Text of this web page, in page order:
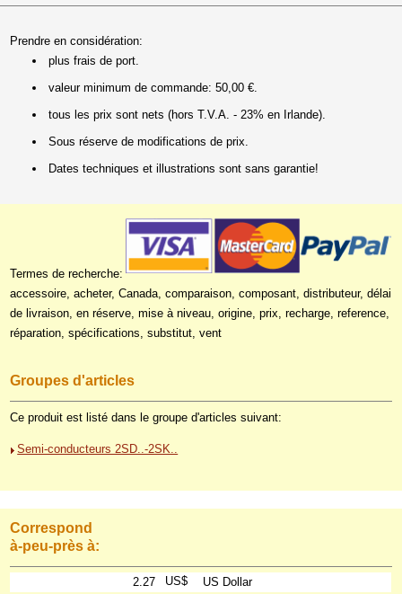
Prendre en considération:
plus frais de port.
valeur minimum de commande: 50,00 €.
tous les prix sont nets (hors T.V.A. - 23% en Irlande).
Sous réserve de modifications de prix.
Dates techniques et illustrations sont sans garantie!
Termes de recherche:
accessoire, acheter, Canada, comparaison, composant, distributeur, délai
de livraison, en réserve, mise à niveau, origine, prix, recharge, reference,
réparation, spécifications, substitut, vent
Groupes d'articles
Ce produit est listé dans le groupe d'articles suivant:
Semi-conducteurs 2SD..-2SK..
Correspond
à-peu-près à:
2.27 US$
US Dollar